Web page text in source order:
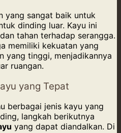
yang sangat baik untuk
dinding luar. Kayu ini
tahan terhadap serangga.
memiliki kekuatan yang
yang tinggi, menjadikannya
ruangan.
yang Tepat
berbagai jenis kayu yang
langkah berikutnya
yang dapat diandalkan. Di